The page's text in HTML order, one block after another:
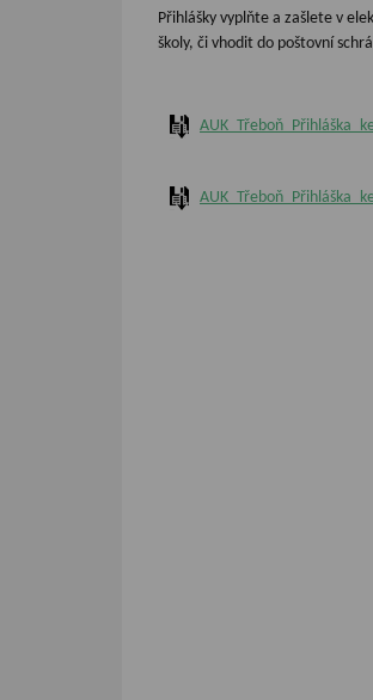
Přihlášky vyplňte a zašlete v
školy, či vhodit do poštovní